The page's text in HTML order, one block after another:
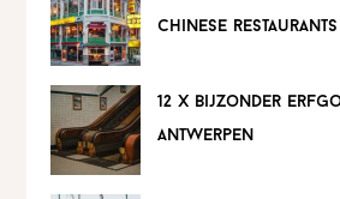
chinese restaurants
12 x bijzonder
antwerpen